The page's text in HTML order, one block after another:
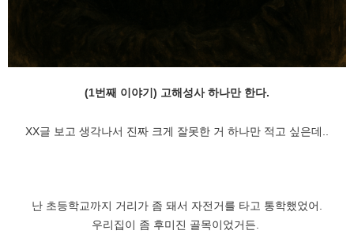
(1번째 이야기) 고해성사 하나만 한다.
XX글 보고 생각나서 진짜 크게 잘못한 거 하나만 적고 싶은데..
난 초등학교까지 거리가 좀 돼서 자전거를 타고 통학했었어.
우리집이 좀 후미진 골목이었거든.